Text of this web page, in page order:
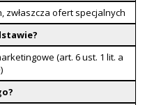
zwłaszcza ofert specjalnych
(art. 6 ust. 1 lit. a